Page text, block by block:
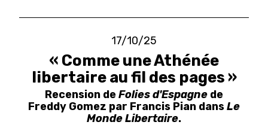
17/10/25
« Comme une Athénée
libertaire au fil des pages »
Recension deFolies d'Espagne de
Freddy Gomez par Francis Pian dans Le
Monde Libertaire.